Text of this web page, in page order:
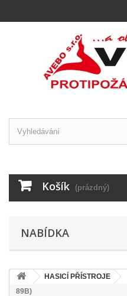
Košík (prázdný)
NABÍDKA
HASICÍ PŘÍSTROJE
89B)